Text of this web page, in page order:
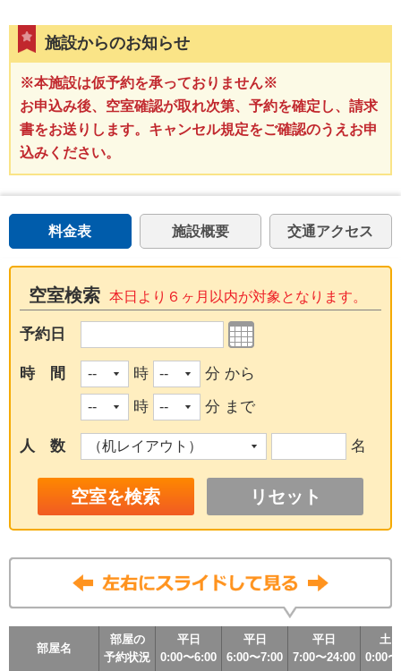
施設からのお知らせ
※本施設は仮予約を承っておりません※
お申込み後、空室確認が取れ次第、予約を確定し、請求
書をお送りします。キャンセル規定をご確認のうえお申
込みください。
料金表 施設概要 交通アクセス
空室検索 本日より６ヶ月以内が対象となります。
予約日
時 間 時
分 から
時
分 まで
人 数 名
リセット
部屋名
部屋の
予約状況
平日
0:00〜6:00
平日
6:00〜7:00
平日
7:00〜24:00
土
0:00
部屋名
部屋の
予約状況
平日
0:00〜6:00
平日
6:00〜7:00
平日
7:00〜24:00
土
0:00
部屋名
部屋の
予約状況
平日
0:00〜6:00
平日
6:00〜7:00
平日
7:00〜24:00
土
0:00
部屋名
部屋の
予約状況
平日
0:00〜6:00
平日
6:00〜7:00
平日
7:00〜24:00
土
0:00